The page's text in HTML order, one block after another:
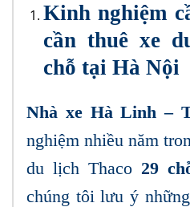
Kinh nghiệm
cần thuê xe
chỗ tại Hà Nội
Nhà xe Hà Linh –
nghiệm nhiều năm
du lịch Thaco 29
chúng tôi lưu ý